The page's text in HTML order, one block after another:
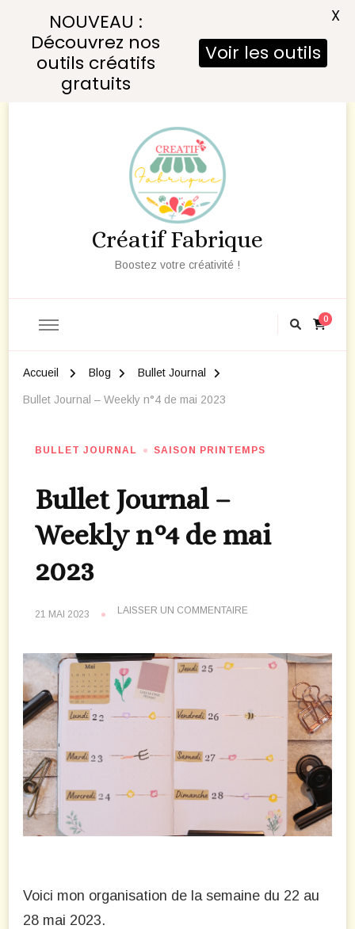
Créatif Fabrique
Boostez votre créativité !
0
Accueil Blog Bullet Journal
Bullet Journal – Weekly n°4 de mai 2023
BULLET JOURNAL SAISON PRINTEMPS
Bullet Journal –
Weekly n°4 de mai
2023
21 MAI 2023 LAISSER UN COMMENTAIRE
WEEKLY
2023
Voici mon organisation de la semaine du 22 au
28 mai 2023.
NOUVEAU :
Découvrez nos
outils créatifs
gratuits
Voir les outils
X